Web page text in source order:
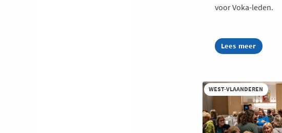
voor Voka-leden.
Lees meer
about
Voka
-
Brugge
WEST-VLAANDEREN